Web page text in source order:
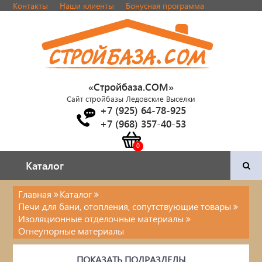
Контакты Наши клиенты Бонусная программа
«Стройбаза.COM»
Сайт стройбазы Ледовские Выселки
+7 (925) 64-78-925
+7 (968) 357-40-53
Каталог
Каталог
Двери и фурнитура
Наша продукция
Главная
Каталог
Печи для бани, отопления, сопутствующие товары
Изоляционные отделочные материалы
Огнеупорные материалы
ПОКАЗАТЬ ПОДРАЗДЕЛЫ